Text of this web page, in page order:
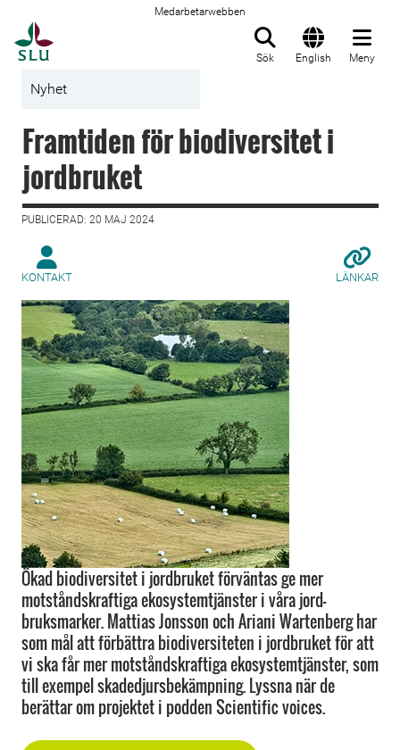
Medarbetarwebben
Sök English Meny
Nyhet
Framtiden för biodiversitet i
jordbruket
PUBLICERAD: 20 MAJ 2024
KONTAKT LÄNKAR
Ökad biodiversitet i jordbruket förväntas ge mer
motståndskraftiga ekosystemtjänster i våra jord-
bruksmarker. Mattias Jonsson och Ariani Wartenberg har
som mål att förbättra biodiversiteten i jordbruket för att
vi ska får mer motståndskraftiga ekosystemtjänster, som
till exempel skadedjursbekämpning. Lyssna när de
berättar om projektet i podden Scientific voices.